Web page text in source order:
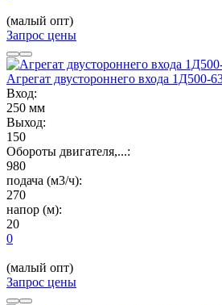
(малый опт)
Запрос цены
Агрегат двустороннего входа 1Д500-
Вход:
250 мм
Выход:
150
Обороты двигателя,...:
980
подача (м3/ч):
270
напор (м):
20
0
(малый опт)
Запрос цены